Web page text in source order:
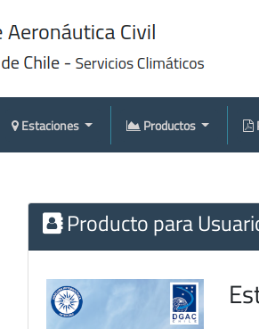
Estaciones Productos
Producto para